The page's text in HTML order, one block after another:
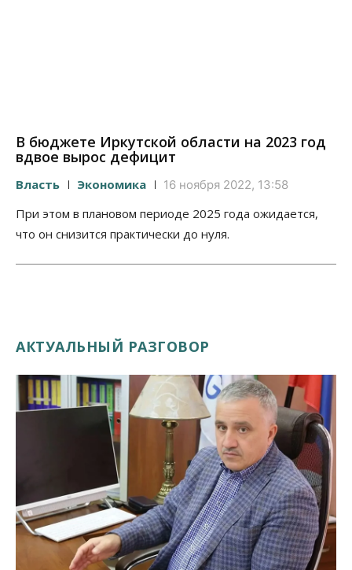
В бюджете Иркутской области на 2023 год
вдвое вырос дефицит
Власть Экономика 16 ноября 2022, 13:58
При этом в плановом периоде 2025 года ожидается,
что он снизится практически до нуля.
АКТУАЛЬНЫЙ РАЗГОВОР